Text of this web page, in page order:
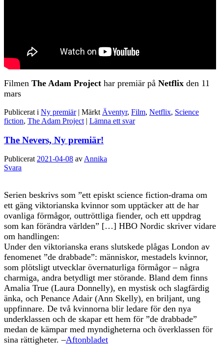
Filmen The Adam Project har premiär på Netflix den 11
mars
Publicerat i Ny premiär | Märkt Äventyr, Film, Netflix, Science
fiction, The Adam Project | Lämna ett svar
The Nevers, Ny premiär!
Publicerat 2021-04-08 av Annika
Svara
Serien beskrivs som ”ett episkt science fiction-drama om
ett gäng viktorianska kvinnor som upptäcker att de har
ovanliga förmågor, outtröttliga fiender, och ett uppdrag
som kan förändra världen” […] HBO Nordic skriver vidare
om handlingen:
Under den viktorianska erans slutskede plågas London av
fenomenet ”de drabbade”: människor, mestadels kvinnor,
som plötsligt utvecklar övernaturliga förmågor – några
charmiga, andra betydligt mer störande. Bland dem finns
Amalia True (Laura Donnelly), en mystisk och slagfärdig
änka, och Penance Adair (Ann Skelly), en briljant, ung
uppfinnare. De två kvinnorna blir ledare för den nya
underklassen och de skapar ett hem för ”de drabbade”
medan de kämpar med myndigheterna och överklassen för
sina rättigheter. –Aftonbladet